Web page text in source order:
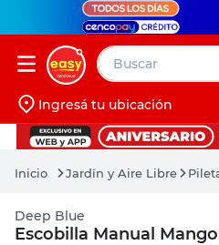
Buscar
Iniciá sesión
Ingresá tu ubicación
Jardín y Aire Libre
Deep Blue
Escobilla Manual
muebles
pintura
escritorio
puertas